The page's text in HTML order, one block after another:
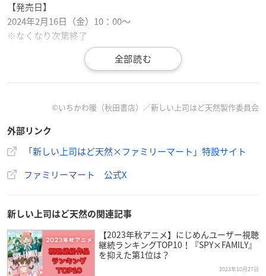
【発売日】
2024年2月16日（金）10：00～
※なくなり次第終了
ファミリーマート限定🌟
#新しい上司はど天然 」👔
A4クリアファイル3枚セット
2/16(金)朝10時発売✨
🍑*:.｡..｡.:*･*･*:.｡..｡.:*🍑
気になるデザインは
©いちかわ暖（秋田書店）／新しい上司はど天然製作委員会
外部リンク
「新しい上司はど天然×ファミリーマート」特設サイト
ファミリーマート 公式X
新しい上司はど天然の関連記事
【2023年秋アニメ】にじめんユーザー視聴
継続ランキングTOP10！『SPY×FAMILY』
を抑えた第1位は？
2023年10月27日